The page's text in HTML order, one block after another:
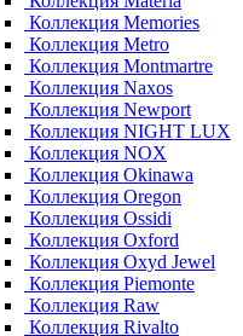
Коллекция Memories
Коллекция Metro
Коллекция Montmartre
Коллекция Naxos
Коллекция Newport
Коллекция NIGHT LUX
Коллекция NOX
Коллекция Okinawa
Коллекция Oregon
Коллекция Ossidi
Коллекция Oxford
Коллекция Oxyd Jewel
Коллекция Piemonte
Коллекция Raw
Коллекция Rivalto